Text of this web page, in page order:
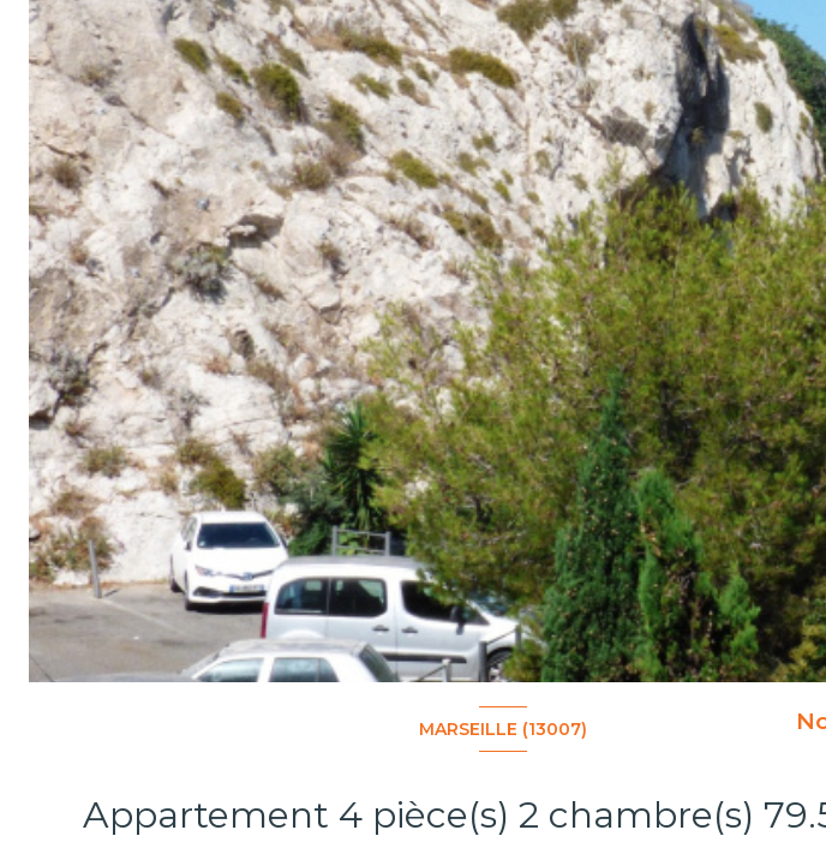
MARSEILLE (13007)